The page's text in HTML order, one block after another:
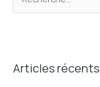
e
e
Articles récents